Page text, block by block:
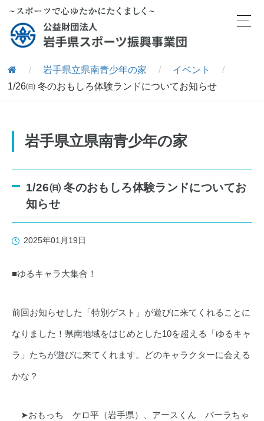
/ 岩手県立県南青少年の家 / イベント
/
1/26㈰ 冬のおもしろ体験ランドについてお知らせ
岩手県立県南青少年の家
1/26㈰ 冬のおもしろ体験ランドについてお
知らせ
2025年01月19日
■ゆるキャラ大集合！
前回お知らせした「特別ゲスト」が遊びに来てくれることに
なりました！県南地域をはじめとした10を超える「ゆるキャ
ラ」たちが遊びに来てくれます。どのキャラクターに会える
かな？
➤おもっち ケロ平（岩手県）、アースくん パーラちゃ